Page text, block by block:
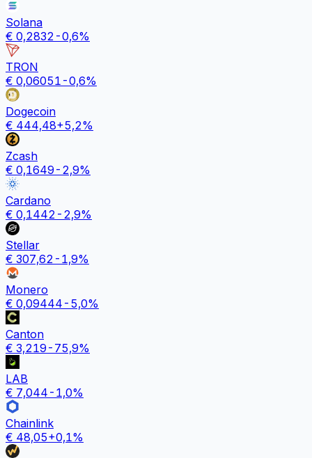
Solana
€ 0,2832 -0,6%
TRON
€ 0,06051 -0,6%
Dogecoin
€ 444,48+5,2%
Zcash
€ 0,1649 -2,9%
Cardano
€ 0,1442 -2,9%
Stellar
€ 307,62 -1,9%
Monero
€ 0,09444 -5,0%
Canton
€ 3,219 -75,9%
LAB
€ 7,044 -1,0%
Chainlink
€ 48,05+0,1%